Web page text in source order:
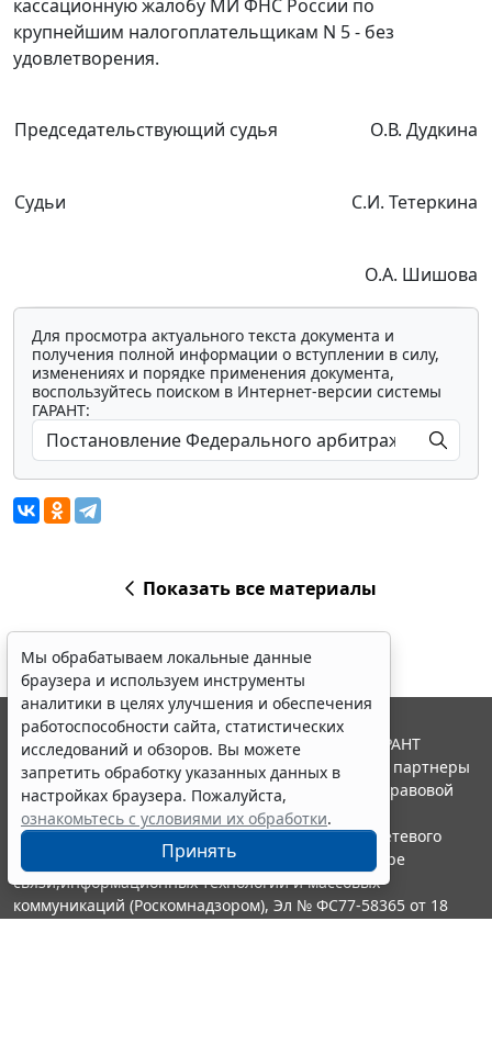
кассационную жалобу МИ ФНС России по
крупнейшим налогоплательщикам N 5 - без
удовлетворения.
Председательствующий судья О.В. Дудкина
Судьи С.И. Тетеркина
О.А. Шишова
Для просмотра актуального текста документа и
получения полной информации о вступлении в силу,
изменениях и порядке применения документа,
воспользуйтесь поиском в Интернет-версии системы
ГАРАНТ:
Показать все материалы
Мы обрабатываем локальные данные
браузера и используем инструменты
аналитики в целях улучшения и обеспечения
работоспособности сайта, статистических
исследований и обзоров. Вы можете
запретить обработку указанных данных в
настройках браузера. Пожалуйста,
ознакомьтесь с условиями их обработки.
Принять
© ООО "НПП "ГАРАНТ-СЕРВИС", 2026. Система ГАРАНТ
выпускается с 1990 года. Компания "Гарант" и ее партнеры
являются участниками Российской ассоциации правовой
информации ГАРАНТ.
Портал ГАРАНТ.РУ зарегистрирован в качестве сетевого
издания Федеральной службой по надзору в сфере
связи,информационных технологий и массовых
коммуникаций (Роскомнадзором), Эл № ФС77-58365 от 18